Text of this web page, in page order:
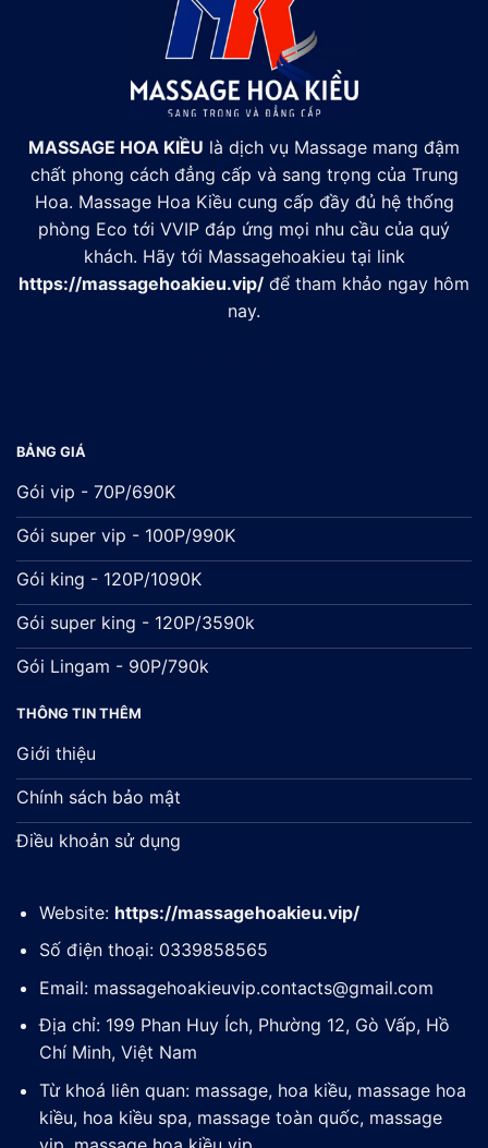
MASSAGE HOA KIỀU là dịch vụ Massage mang đậm
chất phong cách đẳng cấp và sang trọng của Trung
Hoa. Massage Hoa Kiều cung cấp đầy đủ hệ thống
phòng Eco tới VVIP đáp ứng mọi nhu cầu của quý
khách. Hãy tới Massagehoakieu tại link
https://massagehoakieu.vip/ để tham khảo ngay hôm
nay.
BẢNG GIÁ
Gói vip - 70P/690K
Gói super vip - 100P/990K
Gói king - 120P/1090K
Gói super king - 120P/3590k
Gói Lingam - 90P/790k
THÔNG TIN THÊM
Giới thiệu
Chính sách bảo mật
Điều khoản sử dụng
Website: https://massagehoakieu.vip/
Số điện thoại: 0339858565
Email: massagehoakieuvip.contacts@gmail.com
Địa chỉ: 199 Phan Huy Ích, Phường 12, Gò Vấp, Hồ
Chí Minh, Việt Nam
Từ khoá liên quan: massage, hoa kiều, massage hoa
kiều, hoa kiều spa, massage toàn quốc, massage